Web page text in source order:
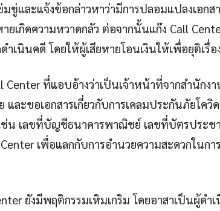
ขู่และแจ้งข้อกล่าวหาว่ามีการปลอมแปลงเอกส
ยเกิดความหวาดกลัว ต่อจากนั้นแก๊ง Call
เนินคดี โดยให้ผู้เสียหายโอนเงินให้เพื่อยุติเรื่อ
Center ที่แอบอ้างว่าเป็นเจ้าหน้าที่จากสำนักง
ละขอเอกสารเกี่ยวกับการเคลมประกันภัยโควิ
ช่น เลขที่บัญชีธนาคารพาณิชย์ เลขที่บัตรประช
เพื่อแลกกับการอำนวยความสะดวกในก
ยังมีพฤติกรรมเหิมเกริม โดยอาสาเป็นผู้ดำ